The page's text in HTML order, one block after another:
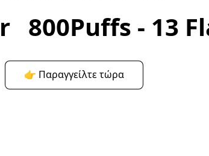
800Puffs - 13
👉 Παραγγείλτε τώρα